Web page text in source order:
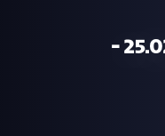
המהדורה המרכזית 25.02.24 -